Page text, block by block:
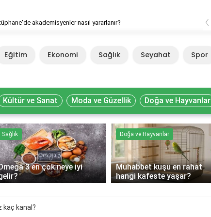
akademisyenler nasıl yararlanır? ‹
Eğitim Ekonomi Sağlık Seyahat Spor
Kültür ve Sanat Moda ve Güzellik Doğa ve Hayvanlar
Sağlık
3 en çok neye iyi
Doğa ve Hayvanlar
Muhabbet kuşu en rahat
hangi kafeste yaşar?
kaç kanal?